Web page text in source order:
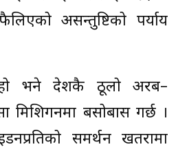
असन्तुष्टिको पर्याय
भने देशकै ठूलो अरब–
मिशिगनमा बसोबास गर्छ ।
समर्थन खतरामा